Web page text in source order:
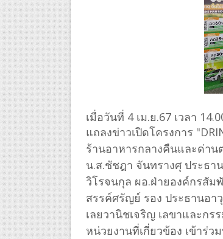
เมื่อวันที่ 4 เม.ย.67 เวลา
แถลงข่าวเปิดโครงการ "
ร้านอาหารกลางคืนและด่า
น.ส.ชัชฎา จันทรางศุ ประธ
วิโรจนกุล ผอ.ฝ่ายองค์กรสัม
สรรค์ศรัญย์ รอง ประธานอา
เลยวานิชเจริญ เลขาและก
หน่วยงานที่เกี่ยวข้อง เข้าร่